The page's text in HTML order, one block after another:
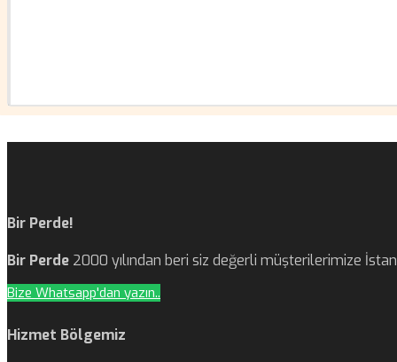
Bir Perde!
Bir Perde 2000 yılından beri siz değerli müşterilerimize
Bize Whatsapp'dan yazın..
Hizmet Bölgemiz